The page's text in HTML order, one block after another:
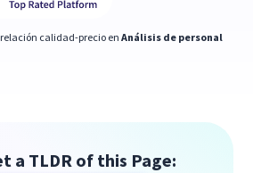
calidad-precio en Análisis de personal
a TLDR of this Page: